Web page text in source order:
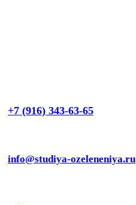
+7 (916) 343-63-65
info@studiya-ozeleneniya.ru